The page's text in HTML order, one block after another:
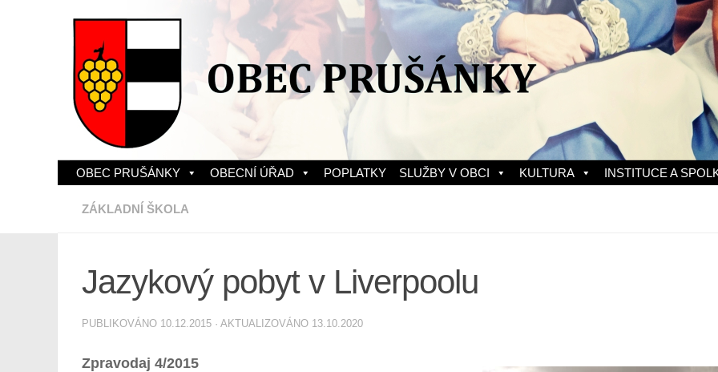
Skip to content
OBEC PRUŠÁNKY OBECNÍ ÚŘAD POPLATKY SLUŽBY V OBCI KULTURA INSTITUCE A
ZÁKLADNÍ ŠKOLA
Jazykový pobyt v Liverpoolu
PUBLIKOVÁNO 10.12.2015 · AKTUALIZOVÁNO 13.10.2020
Zpravodaj 4/2015